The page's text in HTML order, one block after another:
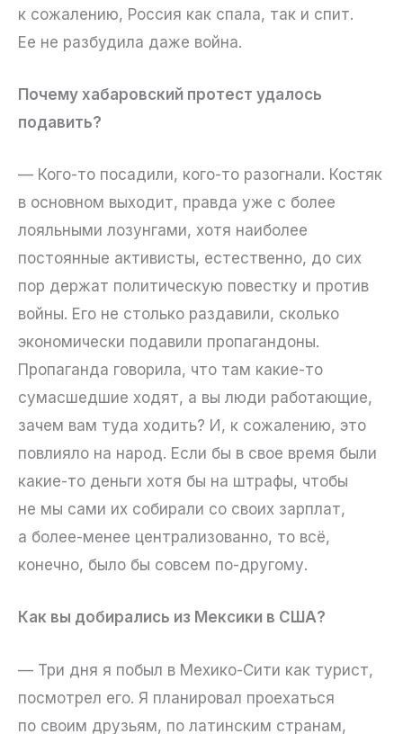
к сожалению, Россия как спала, так и спит.
Ее не разбудила даже война.
Почему хабаровский протест удалось
подавить?
— Кого-то посадили, кого-то разогнали. Костяк
в основном выходит, правда уже с более
лояльными лозунгами, хотя наиболее
постоянные активисты, естественно, до сих
пор держат политическую повестку и против
войны. Его не столько раздавили, сколько
экономически подавили пропагандоны.
Пропаганда говорила, что там какие-то
сумасшедшие ходят, а вы люди работающие,
зачем вам туда ходить? И, к сожалению, это
повлияло на народ. Если бы в свое время были
какие-то деньги хотя бы на штрафы, чтобы
не мы сами их собирали со своих зарплат,
а более-менее централизованно, то всё,
конечно, было бы совсем по-другому.
Как вы добирались из Мексики в США?
— Три дня я побыл в Мехико-Сити как турист,
посмотрел его. Я планировал проехаться
по своим друзьям, по латинским странам,